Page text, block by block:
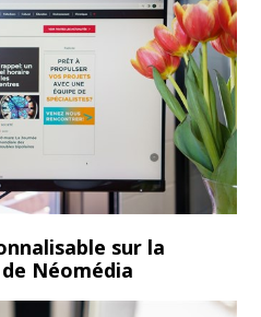
sur la
Néomédia